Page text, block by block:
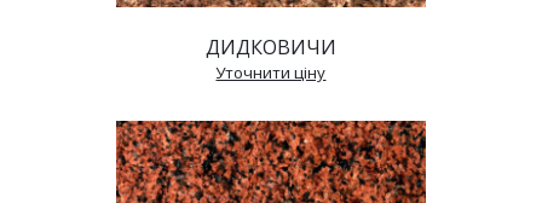
ДИДКОВИЧИ
Уточнити ціну